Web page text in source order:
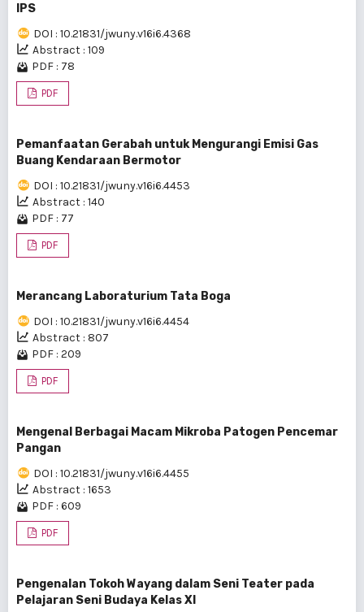
IPS
DOI : 10.21831/jwuny.v16i6.4368
Abstract : 109
PDF : 78
PDF
Pemanfaatan Gerabah untuk Mengurangi Emisi Gas
Buang Kendaraan Bermotor
DOI : 10.21831/jwuny.v16i6.4453
Abstract : 140
PDF : 77
PDF
Merancang Laboraturium Tata Boga
DOI : 10.21831/jwuny.v16i6.4454
Abstract : 807
PDF : 209
PDF
Mengenal Berbagai Macam Mikroba Patogen Pencemar
Pangan
DOI : 10.21831/jwuny.v16i6.4455
Abstract : 1653
PDF : 609
PDF
Pengenalan Tokoh Wayang dalam Seni Teater pada
Pelajaran Seni Budaya Kelas XI